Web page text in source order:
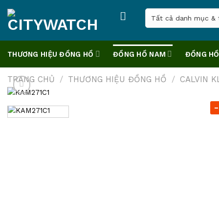
content
THƯƠNG HIỆU ĐỒNG HỒ ĐỒNG HỒ NAM ĐỒNG
TRANG CHỦ / THƯƠNG HIỆU ĐỒNG HỒ / CALVIN